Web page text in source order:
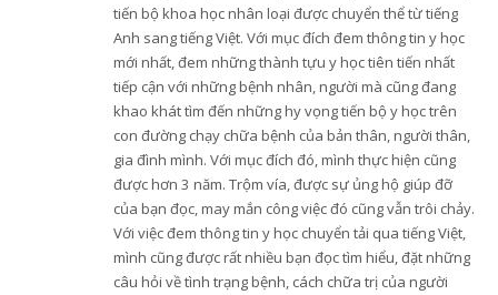
tiến bộ khoa học nhân loại được chuyển thể từ tiếng
Anh sang tiếng Việt. Với mục đích đem thông tin y học
mới nhất, đem những thành tựu y học tiên tiến nhất
tiếp cận với những bệnh nhân, người mà cũng đang
khao khát tìm đến những hy vọng tiến bộ y học trên
con đường chạy chữa bệnh của bản thân, người thân,
gia đình mình. Với mục đích đó, mình thực hiện cũng
được hơn 3 năm. Trộm vía, được sự ủng hộ giúp đỡ
của bạn đọc, may mắn công việc đó cũng vẫn trôi chảy.
Với việc đem thông tin y học chuyển tải qua tiếng Việt,
mình cũng được rất nhiều bạn đọc tìm hiểu, đặt những
câu hỏi về tình trạng bệnh, cách chữa trị của người